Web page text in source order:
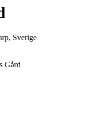
Sverige
Gård